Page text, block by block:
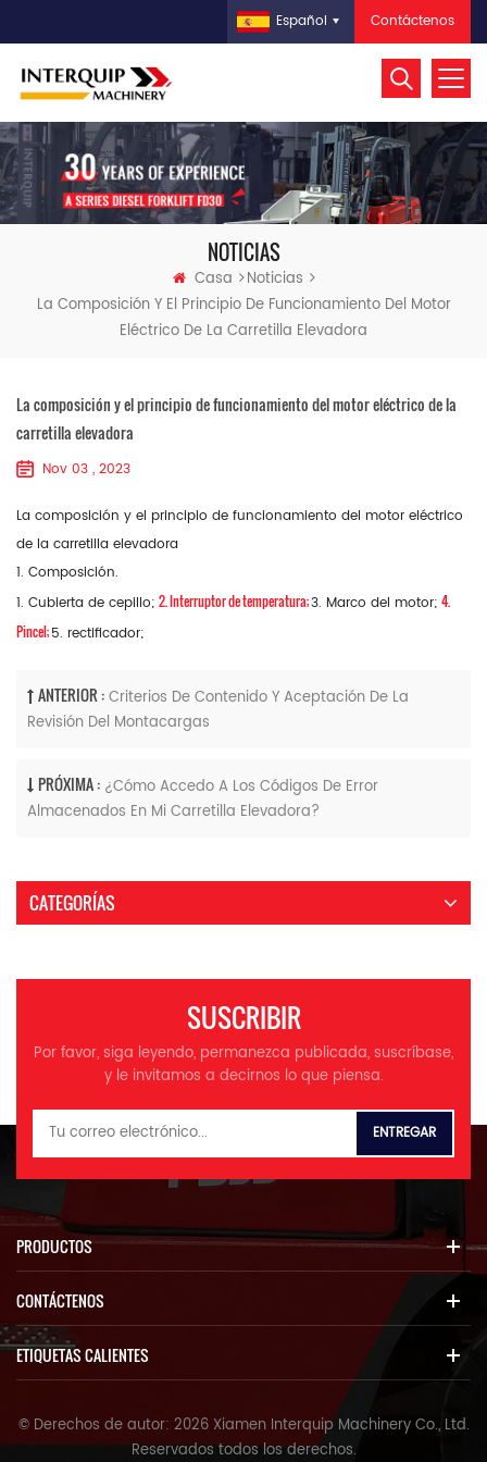
Contáctenos
Español
NOTICIAS
Casa
Noticias
La Composición Y El Principio De Funcionamiento Del Motor
Eléctrico De La Carretilla Elevadora
La composición y el principio de funcionamiento del motor eléctrico de la
carretilla elevadora
Nov 03 , 2023
La composición y el principio de funcionamiento del motor eléctrico
de la carretilla elevadora
1. Composición.
1. Cubierta de cepillo; 2. Interruptor de temperatura;3. Marco del motor; 4.
Pincel;5. rectificador;
ANTERIOR :Criterios De Contenido Y Aceptación De La
Revisión Del Montacargas
PRÓXIMA : ¿Cómo Accedo A Los Códigos De Error
Almacenados En Mi Carretilla Elevadora?
CATEGORÍAS
SUSCRIBIR
Por favor, siga leyendo, permanezca publicada, suscríbase,
y le invitamos a decirnos lo que piensa.
PRODUCTOS
CONTÁCTENOS
ETIQUETAS CALIENTES
© Derechos de autor: 2026 Xiamen Interquip Machinery Co., Ltd.
Reservados todos los derechos.